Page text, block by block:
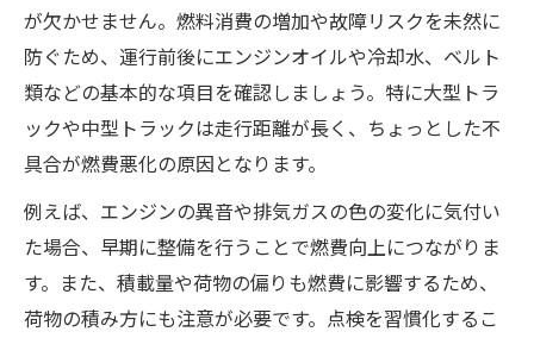
が欠かせません。燃料消費の増加や故障リスクを未然に
防ぐため、運行前後にエンジンオイルや冷却水、ベルト
類などの基本的な項目を確認しましょう。特に大型トラ
ックや中型トラックは走行距離が長く、ちょっとした不
具合が燃費悪化の原因となります。
例えば、エンジンの異音や排気ガスの色の変化に気付い
た場合、早期に整備を行うことで燃費向上につながりま
す。また、積載量や荷物の偏りも燃費に影響するため、
荷物の積み方にも注意が必要です。点検を習慣化するこ